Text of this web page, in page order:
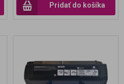
Pridať do košíka